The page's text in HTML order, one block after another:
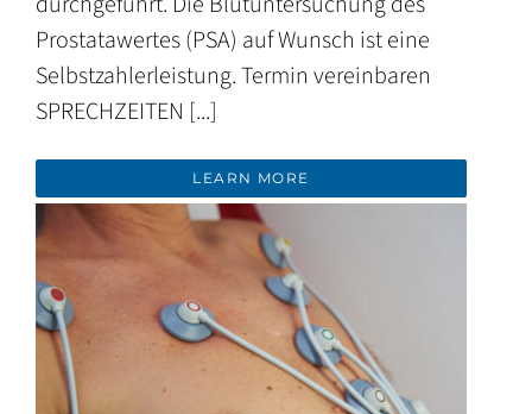
Prostatawertes (PSA) auf Wunsch ist eine
Selbstzahlerleistung. Termin vereinbaren
SPRECHZEITEN [...]
LEARN MORE